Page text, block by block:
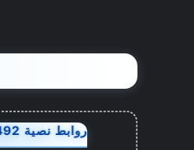
روابط نصية AA2492